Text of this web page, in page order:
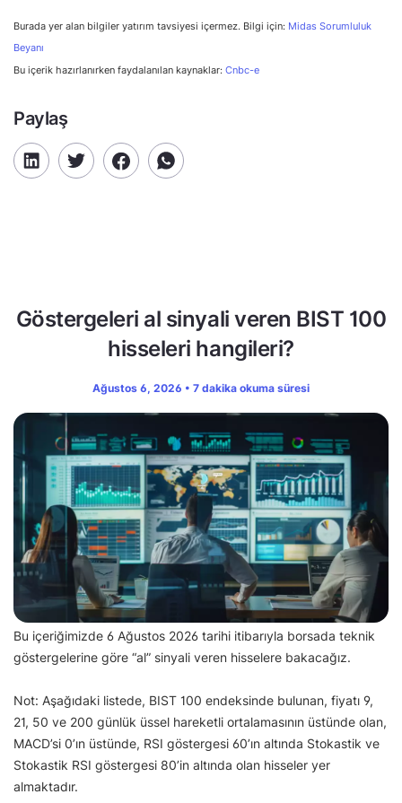
Burada yer alan bilgiler yatırım tavsiyesi içermez. Bilgi için: Midas Sorumluluk
Beyanı
Bu içerik hazırlanırken faydalanılan kaynaklar: Cnbc-e
Paylaş
Göstergeleri al sinyali veren BIST 100
hisseleri hangileri?
Ağustos 6, 2026 • 7 dakika okuma süresi
Bu içeriğimizde 6 Ağustos 2026 tarihi itibarıyla borsada teknik
göstergelerine göre “al” sinyali veren hisselere bakacağız.
Not: Aşağıdaki listede, BIST 100 endeksinde bulunan, fiyatı 9,
21, 50 ve 200 günlük üssel hareketli ortalamasının üstünde olan,
MACD’si 0’ın üstünde, RSI göstergesi 60’ın altında Stokastik ve
Stokastik RSI göstergesi 80’in altında olan hisseler yer
almaktadır.